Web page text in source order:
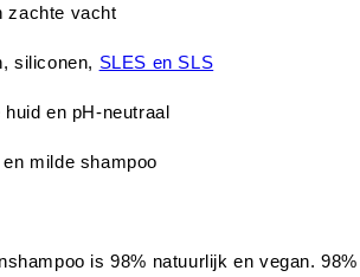
zachte vacht
siliconen, SLES en SLS
en pH-neutraal
milde shampoo